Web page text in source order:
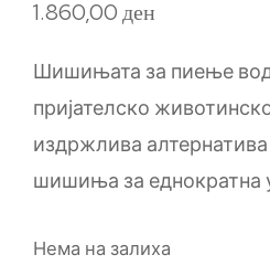
1.860,00ден
Шишињата за пиење
пријателско
издржлива
шишиња за еднократна
Нема на залиха